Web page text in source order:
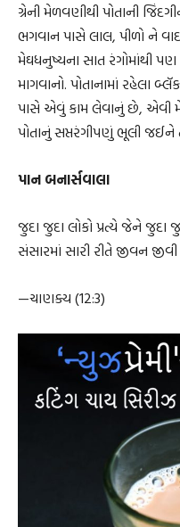
ગ્રેની મેળવણીથી પોતાની
ભગવાન પાસે લાલ, પીળો ને
મેઘધનુષ્યના સાત રંગોમાંથી
માગવાનો. પોતાનામાં રહેલા
પાસે એવું કામ લેવાનું છે, એવી
પોતાનું સપ્તરંગીપણું ભૂલી જઈને
પાન બનાર્સવાલા
જુદા જુદા લોકો પ્રત્યે જેને જુદા
સંસારમાં સારી રીતે જીવન
—ચાણક્ય (12:3)